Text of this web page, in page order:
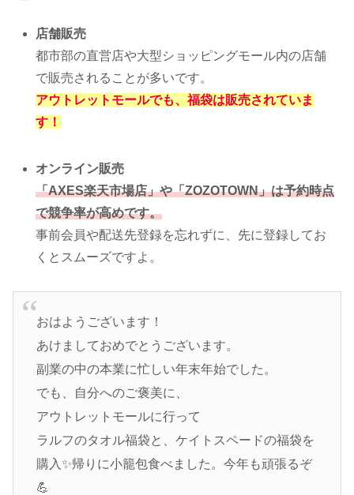
店舗販売
都市部の直営店や大型ショッピングモール内の店舗
で販売されることが多いです。
アウトレットモールでも、福袋は販売されていま
す！
オンライン販売
「AXES楽天市場店」や「ZOZOTOWN」は予約時点
で競争率が高めです。
事前会員や配送先登録を忘れずに、先に登録してお
くとスムーズですよ。
おはようございます！
あけましておめでとうございます。
副業の中の本業に忙しい年末年始でした。
でも、自分へのご褒美に、
アウトレットモールに行って
ラルフのタオル福袋と、ケイトスペードの福袋を
購入✨帰りに小籠包食べました。今年も頑張るぞ
💪